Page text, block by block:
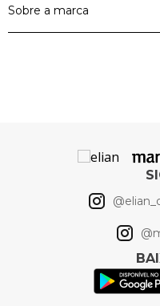
Material Principal
Sobre a marca